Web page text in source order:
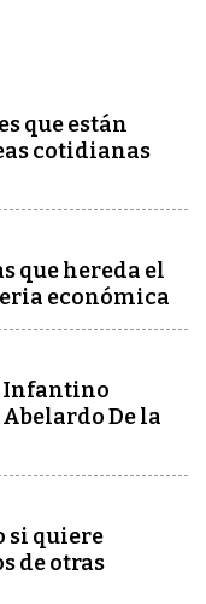
que están
cotidianas
que hereda el
económica
Infantino
De la
si quiere
de otras